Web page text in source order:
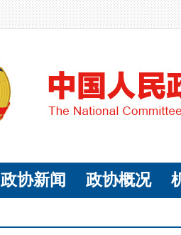
政协新闻 政协概况